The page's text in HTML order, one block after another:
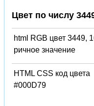
Цвет по числу
html RGB цвет 3449,
ричное значение
HTML CSS код цвета
#000D79